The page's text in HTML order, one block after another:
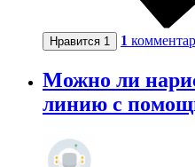
Нравится 1 1
Можно ли
линию с